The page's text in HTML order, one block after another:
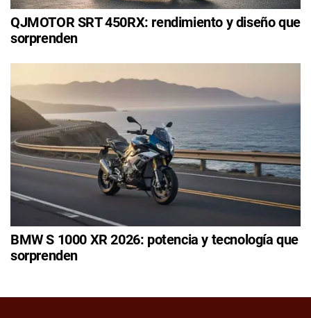
QJMOTOR SRT 450RX: rendimiento y diseño que
sorprenden
BMW S 1000 XR 2026: potencia y tecnología que
sorprenden